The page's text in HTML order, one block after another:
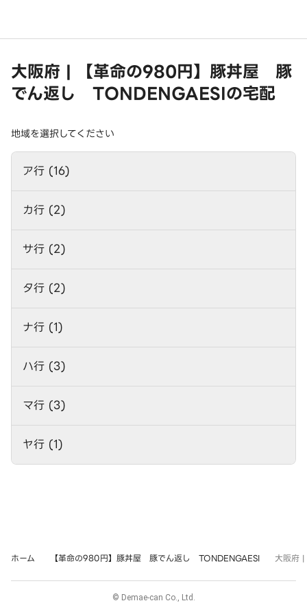
大阪府 | 【革命の980円】豚丼屋 豚
でん返し TONDENGAESIの宅配
地域を選択してください
ア行 (16)
カ行 (2)
サ行 (2)
タ行 (2)
ナ行 (1)
ハ行 (3)
マ行 (3)
ヤ行 (1)
ホーム 【革命の980円】豚丼屋 豚でん返し TONDENGAESI 大阪府
© Demae-can Co., Ltd.